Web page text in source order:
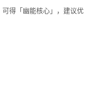
得「幽能核心」，建议优